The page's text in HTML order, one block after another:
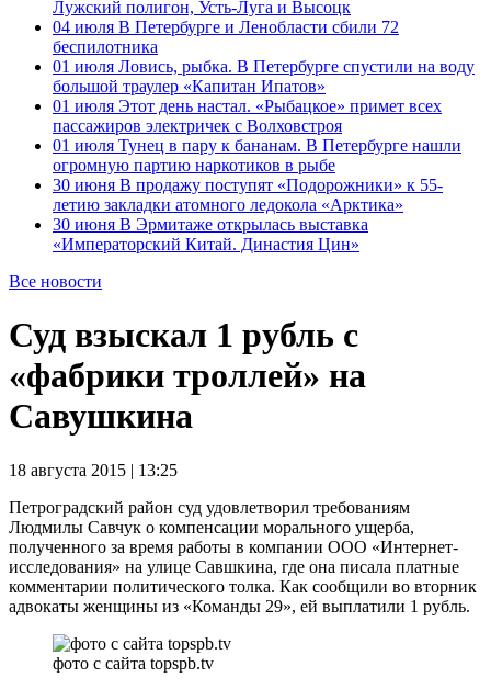
Лужский полигон, Усть-Луга и Высоцк
04 июля В Петербурге и Ленобласти сбили 72
беспилотника
01 июля Ловись, рыбка. В Петербурге спустили на воду
большой траулер «Капитан Ипатов»
01 июля Этот день настал. «Рыбацкое» примет всех
пассажиров электричек с Волховстроя
01 июля Тунец в пару к бананам. В Петербурге нашли
огромную партию наркотиков в рыбе
30 июня В продажу поступят «Подорожники» к 55-
летию закладки атомного ледокола «Арктика»
30 июня В Эрмитаже открылась выставка
«Императорский Китай. Династия Цин»
Все новости
Суд взыскал 1 рубль с
«фабрики троллей» на
Савушкина
18 августа 2015 | 13:25
Петроградский район суд удовлетворил требованиям
Людмилы Савчук о компенсации морального ущерба,
полученного за время работы в компании ООО «Интернет-
исследования» на улице Савшкина, где она писала платные
комментарии политического толка. Как сообщили во вторник
адвокаты женщины из «Команды 29», ей выплатили 1 рубль.
фото с сайта topspb.tv